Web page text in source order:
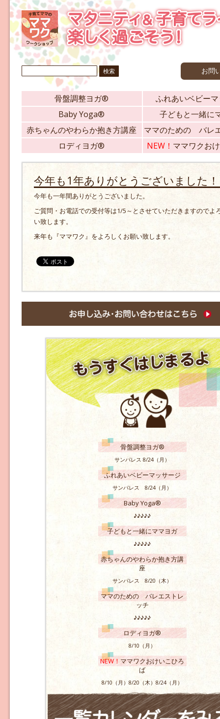
検
索: お問
骨盤調整ヨガ®
ふれあいベビー
Baby Yoga®
子どもと一緒に
赤ちゃんのやわらか抱き方講座
ママのための バレ
ロディヨガ®
NEW！ ママワクお
今年も1年ありがとうございました！
今年も一年間ありがとうございました。
ご質問・お電話での受付等は1/5～とさせていただきますのでよ
い致します。
来年も『ママワク』をよろしくお願い致します。
骨盤調整ヨガ®
サンパレス 8/24（月）
ふれあいベビーマッサージ
サンパレス 8/24（月）
Baby Yoga®
♪♪♪♪♪
子どもと一緒にママヨガ
♪♪♪♪♪
赤ちゃんのやわらか抱き方講
座
サンパレス 8/20（木）
ママのための バレエストレ
ッチ
♪♪♪♪♪
ロディヨガ®
8/10（月）
NEW！ママワクおけいこひろ
ば
8/10（月）8/20（木）8/24（月）